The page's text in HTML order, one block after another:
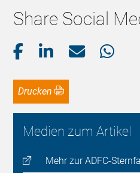
Share Social
Drucken
Medien zum Artikel
Mehr zur ADFC-